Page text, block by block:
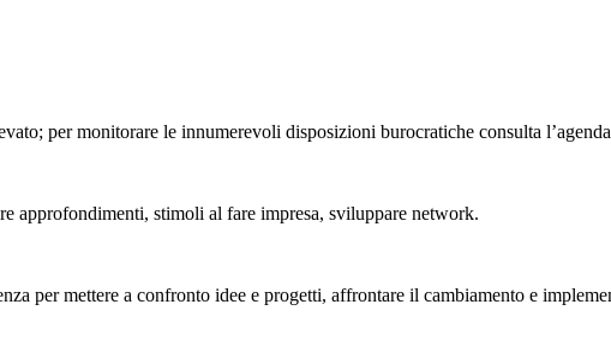
per monitorare le innumerevoli disposizioni burocratiche consulta
approfondimenti, stimoli al fare impresa, sviluppare network.
per mettere a confronto idee e progetti, affrontare il cambiamento e